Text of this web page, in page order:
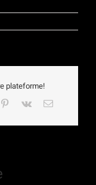
plateforme!
Pinterest
Vk Email